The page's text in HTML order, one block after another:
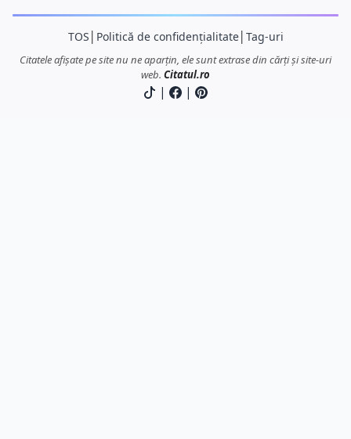
TOS Politică de confidențialitate│ Tag-uri
Citatele afișate pe site nu ne aparțin, ele sunt extrase din cărți și site-uri
web. Citatul.ro
| |